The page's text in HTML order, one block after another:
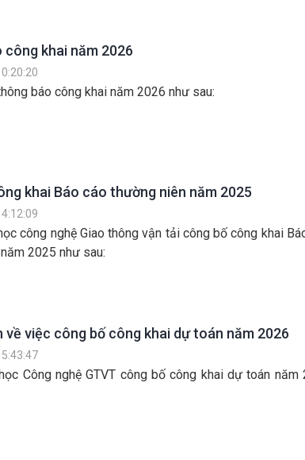
công khai năm 2026
báo công khai năm 2026 như sau:
khai Báo cáo thường niên năm 2025
công nghệ Giao thông vận tải công bố công khai
2025 như sau:
về việc công bố công khai dự toán năm 2026
Công nghệ GTVT công bố công khai dự toán năm